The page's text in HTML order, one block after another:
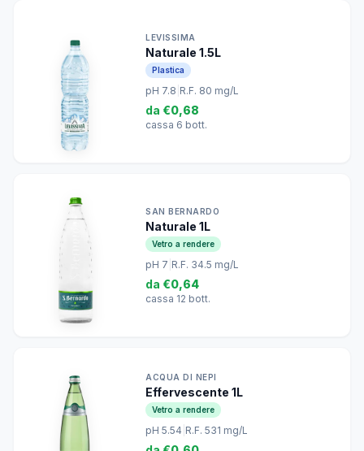
LEVISSIMA
Naturale 1.5L
Plastica
pH 7.8 R.F. 80 mg/L
da €0,68
cassa 6 bott.
SAN BERNARDO
Naturale 1L
Vetro a rendere
pH 7 R.F. 34.5 mg/L
da €0,64
cassa 12 bott.
ACQUA DI NEPI
Effervescente 1L
Vetro a rendere
pH 5.54 R.F. 531 mg/L